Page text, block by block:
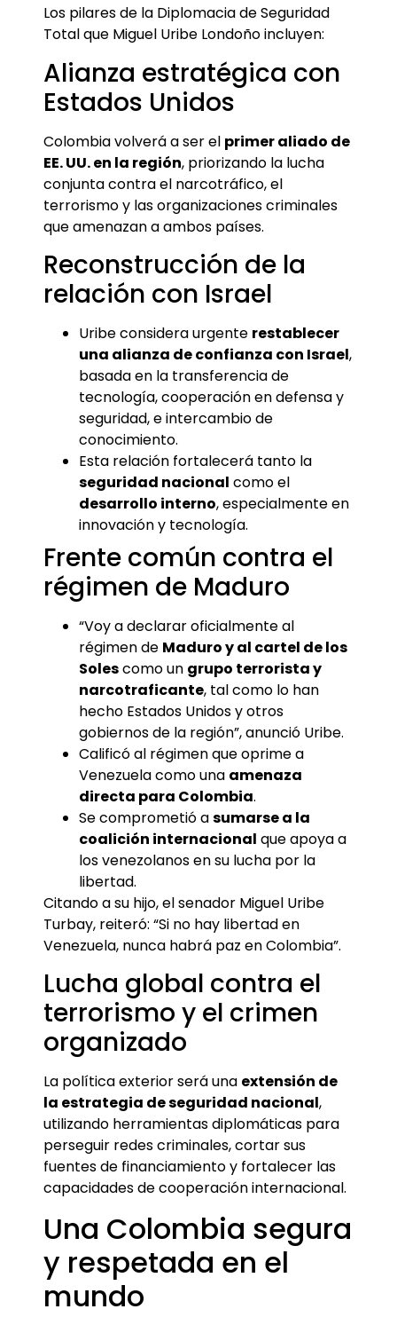
Los pilares de la Diplomacia de Seguridad
Total que Miguel Uribe Londoño incluyen:
Alianza estratégica con
Estados Unidos
Colombia volverá a ser el primer aliado de
EE. UU. en la región, priorizando la lucha
conjunta contra el narcotráfico, el
terrorismo y las organizaciones criminales
que amenazan a ambos países.
Reconstrucción de la
relación con Israel
Uribe considera urgente restablecer
una alianza de confianza con Israel,
basada en la transferencia de
tecnología, cooperación en defensa y
seguridad, e intercambio de
conocimiento.
Esta relación fortalecerá tanto la
seguridad nacional como el
desarrollo interno, especialmente en
innovación y tecnología.
Frente común contra el
régimen de Maduro
“Voy a declarar oficialmente al
régimen de Maduro y al cartel de los
Solescomo un grupo terrorista y
narcotraficante, tal como lo han
hecho Estados Unidos y otros
gobiernos de la región”, anunció Uribe.
Calificó al régimen que oprime a
Venezuela como una amenaza
directa para Colombia.
Se comprometió asumarse a la
coalición internacional que apoya a
los venezolanos en su lucha por la
libertad.
Citando a su hijo, el senador Miguel Uribe
Turbay, reiteró: “Si no hay libertad en
Venezuela, nunca habrá paz en Colombia”.
Lucha global contra el
terrorismo y el crimen
organizado
La política exterior será una extensión de
la estrategia de seguridad nacional,
utilizando herramientas diplomáticas para
perseguir redes criminales, cortar sus
fuentes de financiamiento y fortalecer las
capacidades de cooperación internacional.
Una Colombia segura
y respetada en el
mundo